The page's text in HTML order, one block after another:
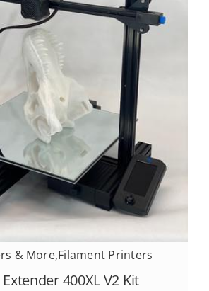
Services
Academy
Software
Blog
Επικοινωνία
& More,Filament Printers
400XL V2 Kit